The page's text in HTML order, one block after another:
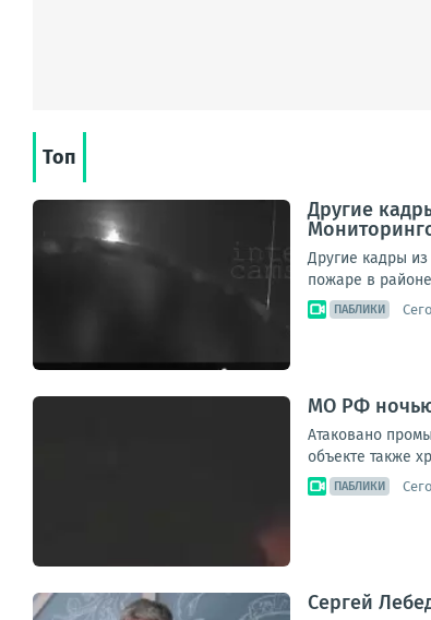
Топ
Другие
Другие кадры
пожаре в
ПАБЛИКИ
МО РФ ночью
Атаковано
объекте также
ПАБЛИКИ
Сергей